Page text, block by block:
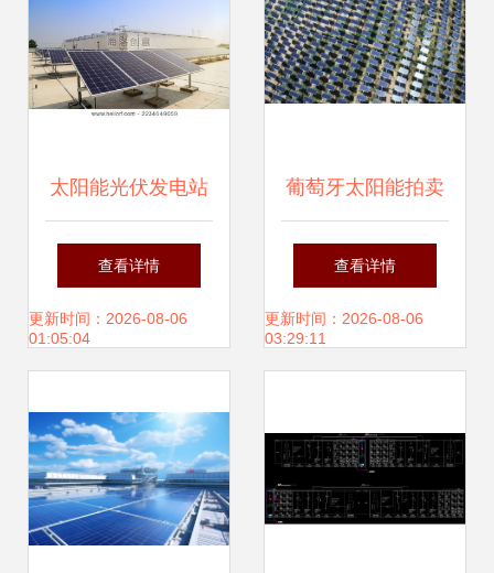
太阳能光伏发电站
的原理与发展前景
查看详情
更新时间：2026-08-06
01:05:04
葡萄牙太阳能拍卖
再破低价纪录，成
本持续下降将助推
源
查看详情
更新时间：2026-08-06
03:29:11